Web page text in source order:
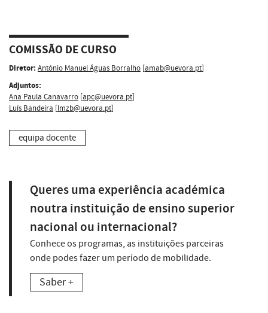
COMISSÃO DE CURSO
Diretor: António Manuel Águas Borralho [amab@uevora.pt]
Adjuntos:
Ana Paula Canavarro [apc@uevora.pt]
Luís Bandeira [lmzb@uevora.pt]
equipa docente
Queres uma experiência académica
noutra instituição de ensino superior
nacional ou internacional?
Conhece os programas, as instituições parceiras
onde podes fazer um período de mobilidade.
Saber +